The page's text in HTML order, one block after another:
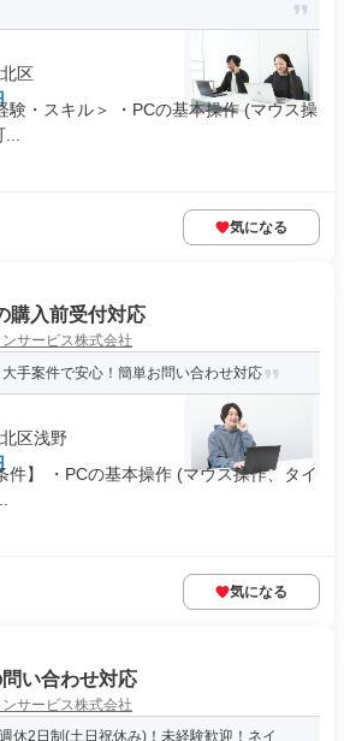
区
験・スキル＞ ・PCの基本操作 (マウス操
気になる
購入前受付対応
サービス株式会社
手案件で安心！簡単お問い合わせ対応
区浅野
件】 ・PCの基本操作 (マウス操作、タイ
気になる
い合わせ対応
サービス株式会社
休2日制(土日祝休み)！未経験歓迎！ネイ